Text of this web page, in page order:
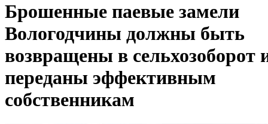
Брошенные паевые замели
Вологодчины должны быть
возвращены в сельхозоборот
переданы эффективным
собственникам